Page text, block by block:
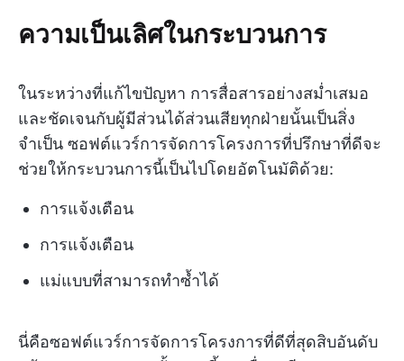
ความเป็นเลิศในกระบวนการ
ในระหว่างที่แก้ไขปัญหา การสื่อสารอย่างสม่ำเสมอ
และชัดเจนกับผู้มีส่วนได้ส่วนเสียทุกฝ่ายนั้นเป็นสิ่ง
จำเป็น ซอฟต์แวร์การจัดการโครงการที่ปรึกษาที่ดีจะ
ช่วยให้กระบวนการนี้เป็นไปโดยอัตโนมัติด้วย:
การแจ้งเตือน
การแจ้งเตือน
แม่แบบที่สามารถทำซ้ำได้
นี่คือซอฟต์แวร์การจัดการโครงการที่ดีที่สุดสิบอันดับ